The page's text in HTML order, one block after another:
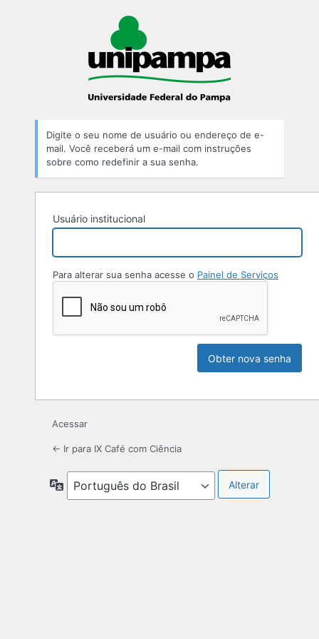
Digite o seu nome de usuário ou endereço de e-
mail. Você receberá um e-mail com instruções
sobre como redefinir a sua senha.
Usuário institucional
Para alterar sua senha acesse o Painel de Serviços
Acessar
← Ir para IX Café com Ciência
Idioma